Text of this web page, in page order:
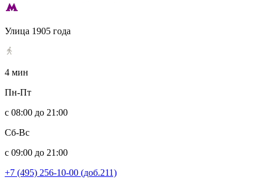
Улица 1905 года
4 мин
Пн-Пт
с 08:00 до 21:00
Сб-Вс
с 09:00 до 21:00
+7 (495) 256-10-00 (доб.211)